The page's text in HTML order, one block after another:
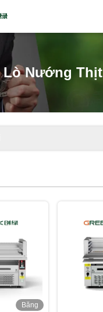
Lò Nướng Thịt
Băng